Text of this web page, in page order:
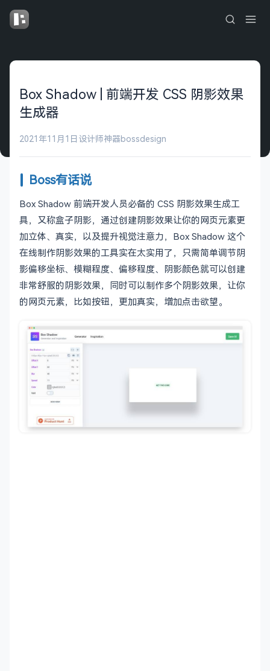
Box Shadow | 前端开发 CSS 阴影效果
生成器
2021年11月1日 设计师神器bossdesign
Boss有话说
Box Shadow 前端开发人员必备的 CSS 阴影效果生成工
具，又称盒子阴影，通过创建阴影效果让你的网页元素更
加立体、真实，以及提升视觉注意力，Box Shadow 这个
在线制作阴影效果的工具实在太实用了，只需简单调节阴
影偏移坐标、模糊程度、偏移程度、阴影颜色就可以创建
非常舒服的阴影效果，同时可以制作多个阴影效果，让你
的网页元素，比如按钮，更加真实，增加点击欲望。